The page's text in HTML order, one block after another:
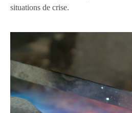
situations de crise.